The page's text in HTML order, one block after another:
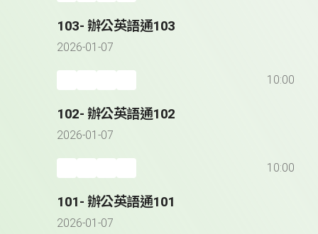
103- 辦公英語通103
2026-01-07
10:00
102- 辦公英語通102
2026-01-07
10:00
101- 辦公英語通101
2026-01-07